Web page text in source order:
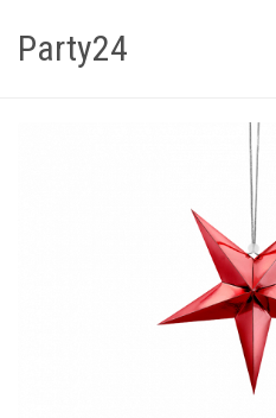
Party24